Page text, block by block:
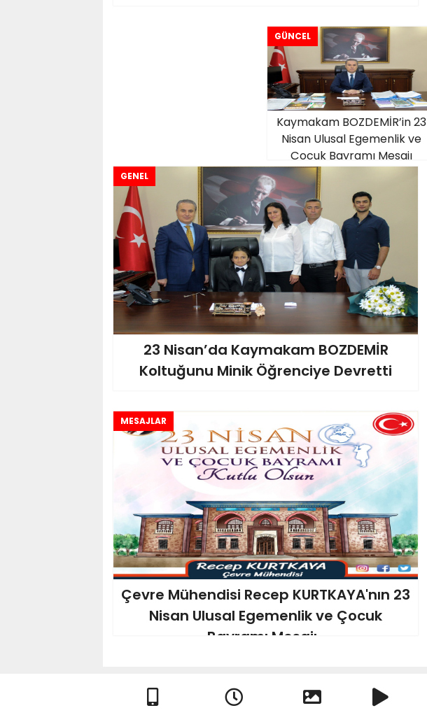
GÜNCEL
Kaymakam BOZDEMİR’in 23
Nisan Ulusal Egemenlik ve
Çocuk Bayramı Mesajı
GENEL
23 Nisan’da Kaymakam BOZDEMİR
Koltuğunu Minik Öğrenciye Devretti
MESAJLAR
Çevre Mühendisi Recep KURTKAYA'nın 23
Nisan Ulusal Egemenlik ve Çocuk
Bayramı Mesajı..